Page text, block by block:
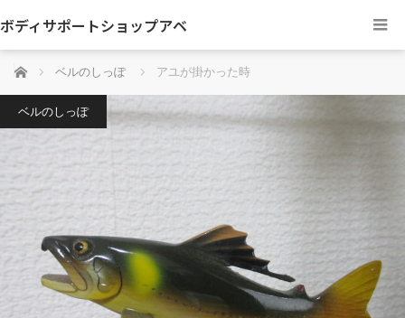
ボディサポートショップアベ
ホーム ベルのしっぽ アユが掛かった時
ベルのしっぽ